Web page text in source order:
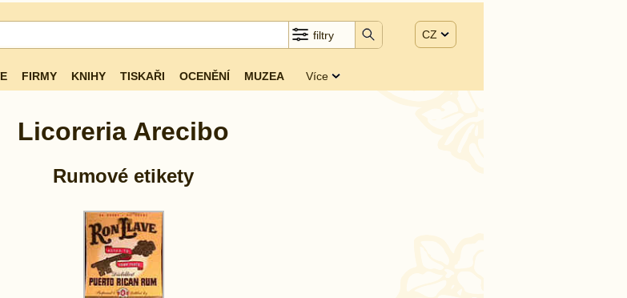
filtry CZ
FIRMY KNIHY TISKAŘI OCENĚNÍ MUZEA Více
Licoreria Arecibo
Rumové etikety